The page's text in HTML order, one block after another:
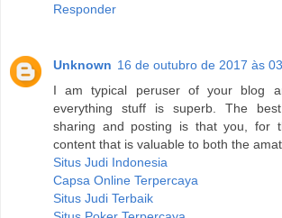
Responder
Unknown 16 de outubro de 2017 às
I am typical peruser of your blog
everything stuff is superb. The
sharing and posting is that you, for
content that is valuable to both the
Situs Judi Indonesia
Capsa Online Terpercaya
Situs Judi Terbaik